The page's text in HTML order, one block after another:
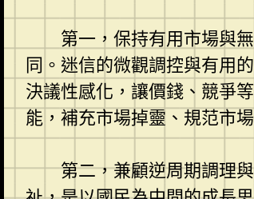
第一，保持有用市場與
同。迷信的微觀調控與有用
決議性感化，讓價錢、競爭
能，補充市場掉靈、規范市
第二，兼顧逆周期調理